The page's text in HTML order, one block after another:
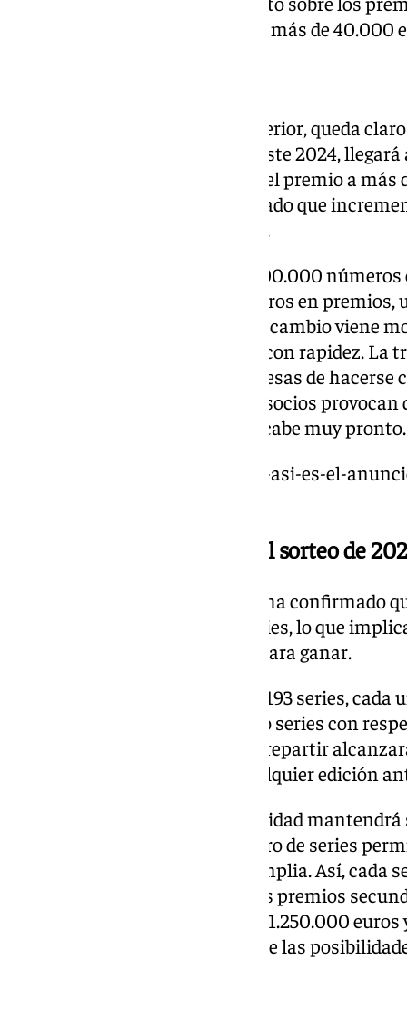
que actualmente aplica a los de más de 40.000
Teniendo en cuenta todo lo anterior, queda
este sorteo. No obstante, para este 2024,
que aumentará la emoción por el premio a más
Apuestas del Estado ha anunciado que
ocho en comparación con 2023.
Por tanto, habrá 193 series de 100.000
un total de 2.702 millones de euros en
desde el propio organismo, este cambio viene
ciertos números que se agotan con rapidez. La
organizaciones y grandes empresas de
repartir entre sus empleados o socios
disponibles de ese número se acabe muy pronto.
https://www.101tv.es/191282-2-asi-es-el-
Principales novedades en el sorteo de
Loterías y Apuestas del Estado ha confirmado
incrementará la emisión de series, lo que
por tanto, más oportunidades para ganar.
Este año, el sorteo contará con 193 series,
representa un aumento de ocho series con
resultado, el total de premios a repartir
una cifra récord que supera cualquier edición
Aunque el icónico Gordo de Navidad
décimo, el aumento en el número de series
distribuya de forma aún más amplia. Así, cada
4 millones de euros. Además, los premios
El segundo premio ascenderá a 1.250.000
que ampliará significativamente las